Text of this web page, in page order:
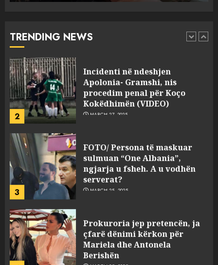
TRENDING NEWS
1
pasuri të pajustifikuar
2
Incidenti në ndeshjen
Apolonia- Gramshi, nis
procedim penal për Koço
Kokëdhimën (VIDEO)
MARCH 27, 2025
3
FOTO/ Persona të maskuar
sulmuan “One Albania”,
ngjarja u fsheh. A u vodhën
serverat?
MARCH 25, 2025
Prokuroria jep pretencën, ja
çfarë dënimi kërkon për
Mariela dhe Antonela
Berishën